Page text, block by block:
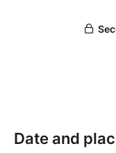
Date and